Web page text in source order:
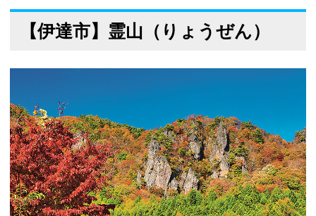
【伊達市】霊山（りょうぜん）